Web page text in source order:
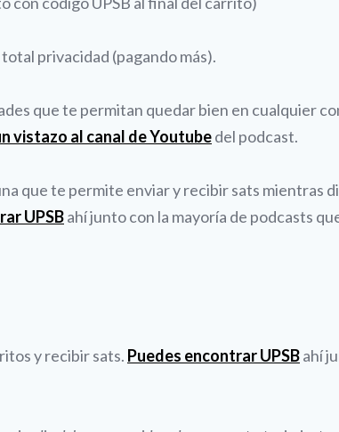
privacidad (pagando más).
que te permitan quedar bien en cualquier
vistazo al canal de Youtubedel podcast.
que te permite enviar y recibir sats mientras
UPSBahí junto con la mayoría de podcasts
y recibir sats. Puedes encontrar UPSBahí